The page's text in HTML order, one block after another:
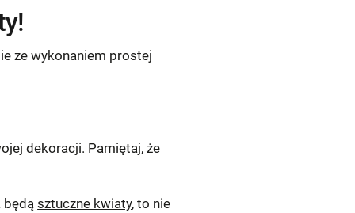
ze wykonaniem prostej
dekoracji. Pamiętaj, że
będąsztuczne kwiaty, to nie